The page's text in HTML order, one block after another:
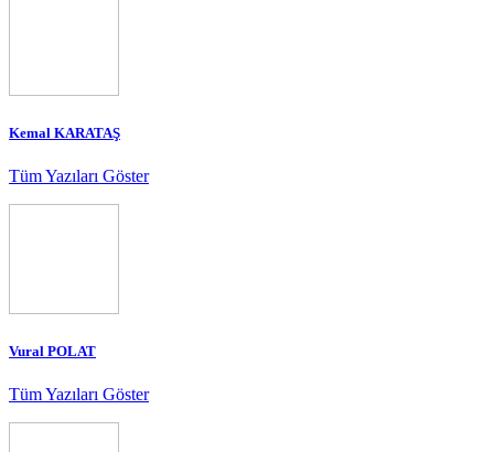
Kemal KARATAŞ
Tüm Yazıları Göster
Vural POLAT
Tüm Yazıları Göster